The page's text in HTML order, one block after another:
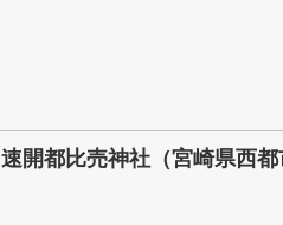
速開都比売神社（宮崎県西